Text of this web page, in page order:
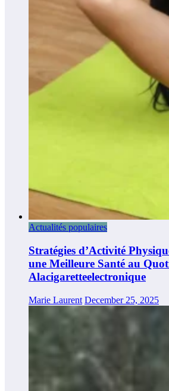
Actualités populaires
Stratégies d’Activité
une Meilleure Santé au
Alacigaretteelectronique
Marie Laurent December 25, 2025